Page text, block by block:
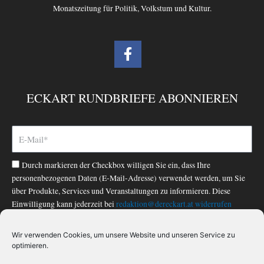
Wir verwenden Cookies, um unsere Website und unseren Service zu
optimieren.
Monatszeitung für Politik, Volkstum und Kultur.
F
a
c
b
o
-
f
ECKART RUNDBRIEFE ABONNIEREN
Durch markieren der Checkbox willigen Sie ein, dass Ihre
personenbezogenen Daten (E-Mail-Adresse) verwendet werden, um Sie
über Produkte, Services und Veranstaltungen zu informieren. Diese
Einwilligung kann jederzeit bei redaktion@dereckart.atwiderrufen
Datenschutzerklärung